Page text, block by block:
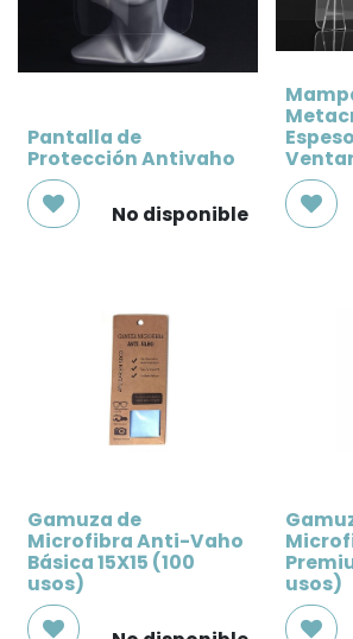
Pantalla de
Protección Antivaho
No disponible
Gamuza de
Microfibra Anti-Vaho
Básica 15X15 (100
usos) usos)